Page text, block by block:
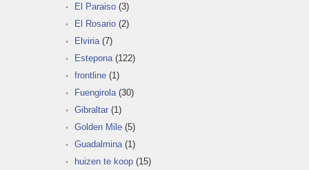
El Paraiso (3)
El Rosario (2)
Elviria (7)
Estepona (122)
frontline (1)
Fuengirola (30)
Gibraltar (1)
Golden Mile (5)
Guadalmina (1)
huizen te koop (15)